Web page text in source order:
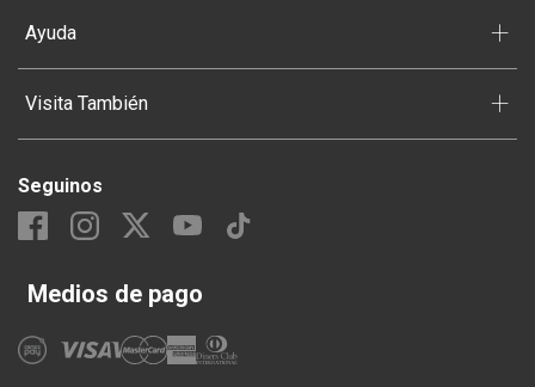
Ayuda +
Visita También +
Seguinos
Medios de pago